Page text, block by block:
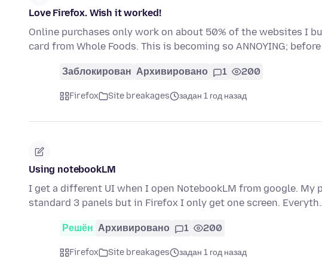
Love Firefox. Wish it worked!
Online purchases only work on about 50% of the websites I
card from Whole Foods. This is becoming so ANNOYING;
Заблокирован Архивировано 1 200
Firefox Site breakages задан 1 год назад
Using notebookLM
I get a different UI when I open NotebookLM from google.
standard 3 panels but in Firefox I only get one screen.
Решён Архивировано 1 200
Firefox Site breakages задан 1 год назад